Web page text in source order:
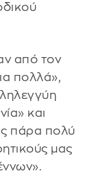
από τον
πολλά»,
και
πάρα πολύ
μας